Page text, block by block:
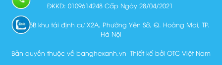
ĐKKD: 0109614248 Cấp Ngày 28/04/2021
Lô N15B khu tái định cư X2A, Phường Yên Sở, Q. Hoàng Mai, TP.
Hà Nội
Bản quyền thuộc về banghexanh.vn- Thiết kế bởi OTC Việt Nam